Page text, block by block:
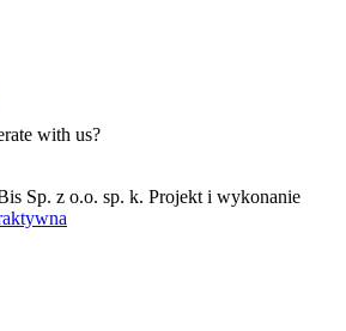
with us?
Sp. z o.o. sp. k. Projekt i wykonanie